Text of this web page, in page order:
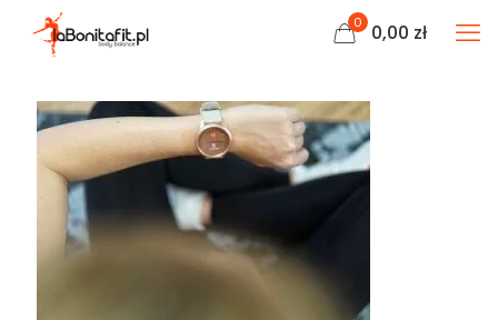
0 0,00 zł